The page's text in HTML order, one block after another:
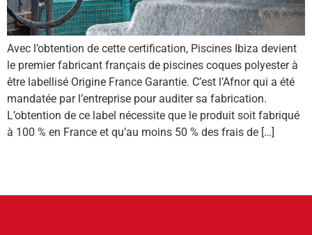
Avec l’obtention de cette certification, Piscines Ibiza devient
le premier fabricant français de piscines coques polyester à
être labellisé Origine France Garantie. C’est l’Afnor qui a été
mandatée par l’entreprise pour auditer sa fabrication.
L’obtention de ce label nécessite que le produit soit fabriqué
à 100 % en France et qu’au moins 50 % des frais de […]